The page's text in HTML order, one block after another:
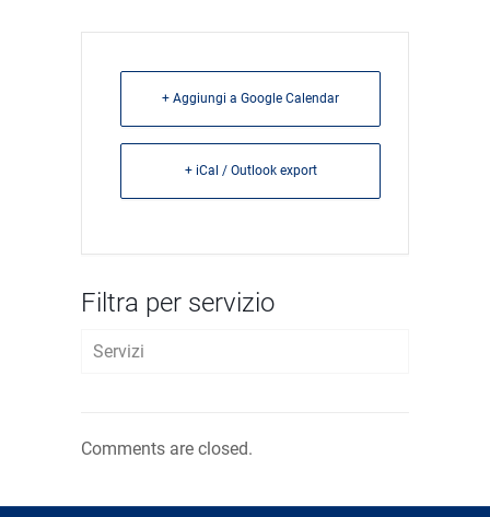
+ Aggiungi a Google Calendar
+ iCal / Outlook export
Filtra per servizio
Servizi
FISCALE E TRIBUTARIO
LAVORO E WELFARE
Comments are closed.